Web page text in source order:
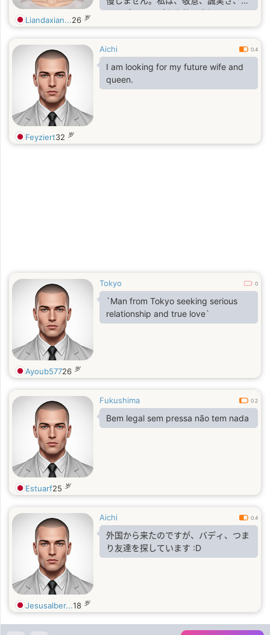
してポジティブな姿勢を大切にしてい
ます。
Liandaxian...26 岁
Aichi 0.4
I am looking for my future wife and
queen.
Feyziert32 岁
Tokyo 0
`Man from Tokyo seeking serious
relationship and true love`
Ayoub57726 岁
Fukushima 0.2
Bem legal sem pressa não tem nada
Estuarf25 岁
Aichi 0.4
外国から来たのですが、バディ、つま
り友達を探しています :D
Jesusalber...18 岁